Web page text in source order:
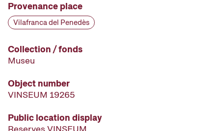
Provenance place
Vilafranca del Penedès
Collection / fonds
Museu
Object number
VINSEUM 19265
Public location display